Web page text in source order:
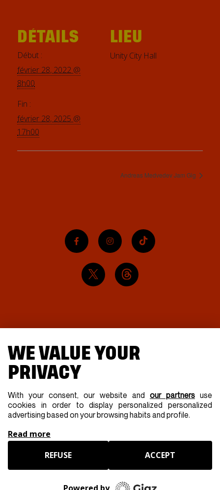
DÉTAILS
Début :
février 28, 2022 @
8h00
Fin :
février 28, 2025 @
17h00
LIEU
Unity City Hall
Andreas Medvedev Jam Gig
SAS GOLDEN COAST - Tous droits Réservés -Mentions
Partenaires
WE VALUE YOUR
PRIVACY
With your consent, our website and our partners use
cookies in order to display personalized personalized
advertising based on your browsing habits and profile.
Read more
REFUSE
ACCEPT